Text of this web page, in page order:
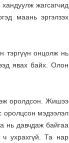
жагсагчид
маань эргэлзэх
тэргүүн онцолж нь
явах байх. Олон
оролдсон. Жишээ
оролцсон мэдээлэл
нь давчдаж байгаа
ухрахгүй. Та нар